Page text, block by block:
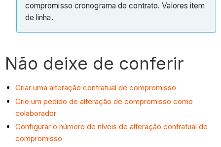
compromisso cronograma do contrato. Valores item
de linha.
Não deixe de conferir
Criar uma alteração contratual de compromisso
Crie um pedido de alteração de compromisso como
colaborador
Configurar o número de níveis de alteração contratual de
compromisso